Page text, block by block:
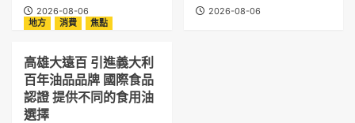
2026-08-06
2026-08-06
地方
消費 焦點
高雄大遠百 引進義大利
百年油品品牌 國際食品
認證 提供不同的食用油
選擇